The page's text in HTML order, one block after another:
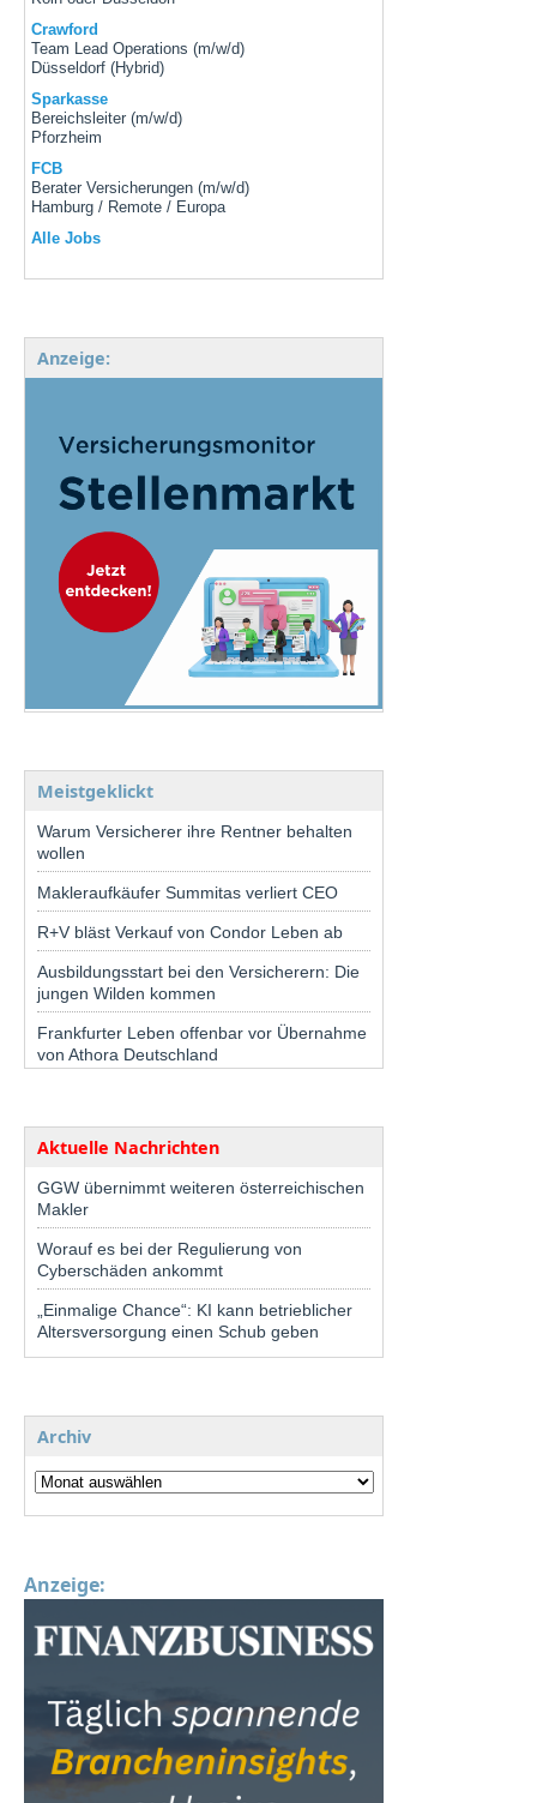
Crawford
Team Lead Operations (m/w/d)
Düsseldorf (Hybrid)
Sparkasse
Bereichsleiter (m/w/d)
Pforzheim
FCB
Berater Versicherungen (m/w/d)
Hamburg / Remote / Europa
Alle Jobs
Anzeige:
Meistgeklickt
Warum Versicherer ihre Rentner behalten
wollen
Makleraufkäufer Summitas verliert CEO
R+V bläst Verkauf von Condor Leben ab
Ausbildungsstart bei den Versicherern: Die
jungen Wilden kommen
Frankfurter Leben offenbar vor Übernahme
von Athora Deutschland
Aktuelle Nachrichten
GGW übernimmt weiteren österreichischen
Makler
Worauf es bei der Regulierung von
Cyberschäden ankommt
„Einmalige Chance“: KI kann betrieblicher
Altersversorgung einen Schub geben
Archiv
Anzeige: